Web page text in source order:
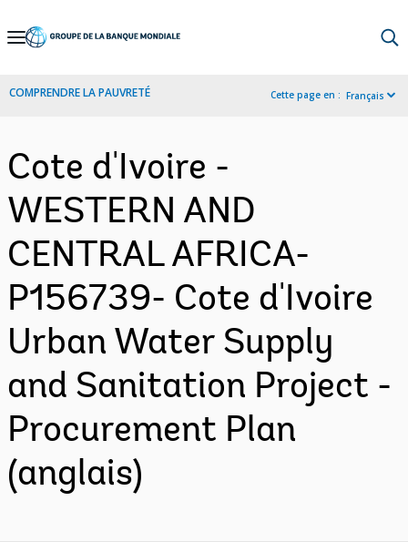
Skip
Navigation
COMPRENDRE LA PAUVRETÉ Cette page en : Français
Cote d'Ivoire -
WESTERN AND
CENTRAL AFRICA-
P156739- Cote d'Ivoire
Urban Water Supply
and Sanitation Project -
Procurement Plan
(anglais)